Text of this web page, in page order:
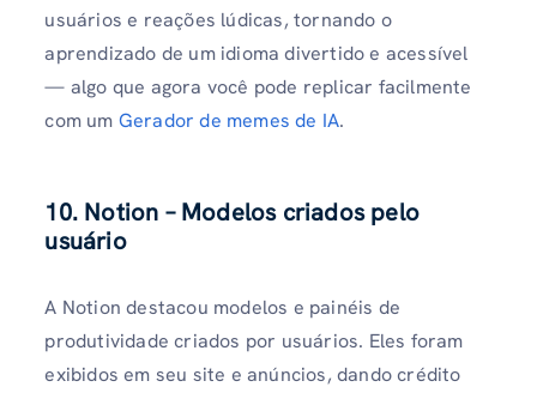
usuários e reações lúdicas, tornando o
aprendizado de um idioma divertido e acessível
— algo que agora você pode replicar facilmente
com um Gerador de memes de IA.
10. Notion – Modelos criados pelo
usuário
A Notion destacou modelos e painéis de
produtividade criados por usuários. Eles foram
exibidos em seu site e anúncios, dando crédito